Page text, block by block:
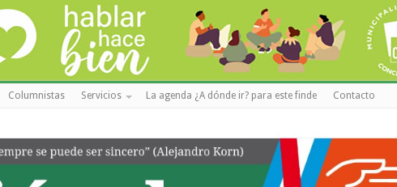
Columnistas Servicios La agenda ¿A dónde ir? para este finde Contacto